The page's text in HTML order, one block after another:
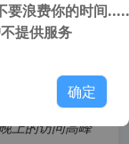
上的访问高峰
要浪费你的时间
提供服务
确定